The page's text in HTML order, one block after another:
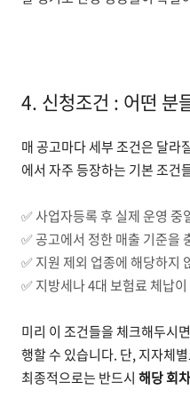
4. 신청조건 : 어떤 분
매 공고마다 세부 조건은 달라
에서 자주 등장하는 기본 조건
✅ 사업자등록 후 실제 운영 중
✅ 공고에서 정한 매출 기준을
✅ 지원 제외 업종에 해당하지
✅ 지방세나 4대 보험료 체납이
미리 이 조건들을 체크해두시
행할 수 있습니다. 단, 지자체
최종적으로는 반드시 해당 회